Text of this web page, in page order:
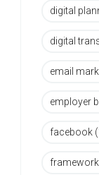
digital
digital
email
employer
facebook
framework